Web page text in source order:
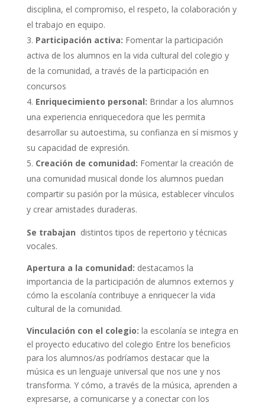
disciplina, el compromiso, el respeto, la colaboración y
el trabajo en equipo.
Participación activa: Fomentar la participación
activa de los alumnos en la vida cultural del colegio y
de la comunidad, a través de la participación en
concursos
Enriquecimiento personal: Brindar a los alumnos
una experiencia enriquecedora que les permita
desarrollar su autoestima, su confianza en sí mismos y
su capacidad de expresión.
Creación de comunidad: Fomentar la creación de
una comunidad musical donde los alumnos puedan
compartir su pasión por la música, establecer vínculos
y crear amistades duraderas.
Se trabajan distintos tipos de repertorio y técnicas
vocales.
Apertura a la comunidad: destacamos la
importancia de la participación de alumnos externos y
cómo la escolanía contribuye a enriquecer la vida
cultural de la comunidad.
Vinculación con el colegio: la escolanía se integra en
el proyecto educativo del colegio Entre los beneficios
para los alumnos/as podríamos destacar que la
música es un lenguaje universal que nos une y nos
transforma. Y cómo, a través de la música, aprenden a
expresarse, a comunicarse y a conectar con los